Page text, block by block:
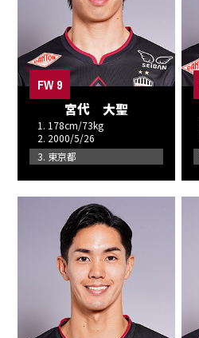
FW 9
宮代 大聖
1. 178cm/73kg
2. 2000/5/26
3. 東京都